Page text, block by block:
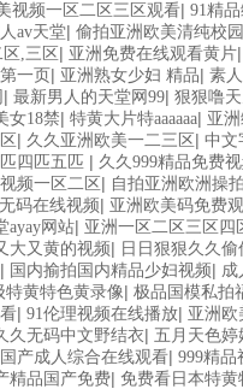
视频一区二区三区观看| 91精
av天堂| 偷拍亚洲欧美清纯校园
,三区 | 亚洲免费在线观看黄片
一页 | 亚洲熟女少妇 精品| 素
| 最新男人的天堂网99| 狠狠噜
女18禁| 特黄大片特aaaaaa| 亚
| 久久亚洲欧美一二三区 | 中文
四匹五匹 | 久久999精品免费
频一区二区| 自拍亚洲欧洲操
码在线视频| 亚洲欧美码免费
ayay网站| 亚洲一区二区三区四
大又黄的视频| 日日狠狠久久
| 国内揄拍国内精品少妇视频| 成
特黄特色黄录像| 极品国模私拍
| 91伦理视频在线播放| 亚洲欧
久无码中文野结衣| 五月天色
产成人综合在线观看| 999精品
精品国产免费| 免费看日本特黄